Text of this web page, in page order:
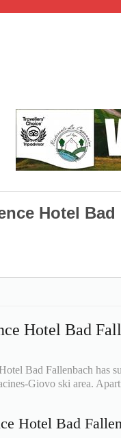
Hotel
Hotel Bad
Bad Fallenbach has
Giovo ski area.
Hotel Bad